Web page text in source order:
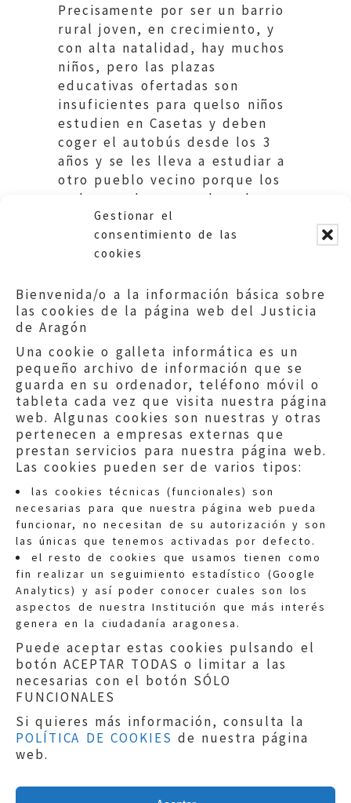
Gestionar el
consentimiento de las
cookies
Bienvenida/o a la información básica sobre
las cookies de la página web del Justicia
de Aragón
Una cookie o galleta informática es un
pequeño archivo de información que se
guarda en su ordenador, teléfono móvil o
tableta cada vez que visita nuestra página
web. Algunas cookies son nuestras y otras
pertenecen a empresas externas que
prestan servicios para nuestra página web.
Las cookies pueden ser de varios tipos:
las cookies técnicas (funcionales) son
necesarias para que nuestra página web pueda
funcionar, no necesitan de su autorización y son
las únicas que tenemos activadas por defecto.
el resto de cookies que usamos tienen como
fin realizar un seguimiento estadístico (Google
Analytics) y así poder conocer cuales son los
aspectos de nuestra Institución que más interés
genera en la ciudadanía aragonesa.
Puede aceptar estas cookies pulsando el
botón ACEPTAR TODAS o limitar a las
necesarias con el botón SÓLO
FUNCIONALES
Si quieres más información, consulta la
POLÍTICA DE COOKIES de nuestra página
web.
Precisamente por ser un barrio
rural joven, en crecimiento, y
con alta natalidad, hay muchos
niños, pero las plazas
educativas ofertadas son
insuficientes para quelso niños
estudien en Casetas y deben
coger el autobús desde los 3
años y se les lleva a estudiar a
otro pueblo vecino porque los
padres reclaman su derecho a
la educación gratuita.
Quejas:quejas@eljusticiadearagon.es
Información general:
informacion@eljusticiadearagon.es
Teléfonos:900 210 210/
Aviso legal|Política de privacidad|
Protección de Datos
Política de cookies